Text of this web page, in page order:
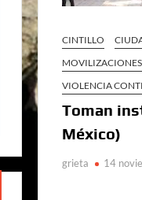
CINTILLO
MOVILIZACIONES
VIOLENCIA
Toman
México)
grieta 14